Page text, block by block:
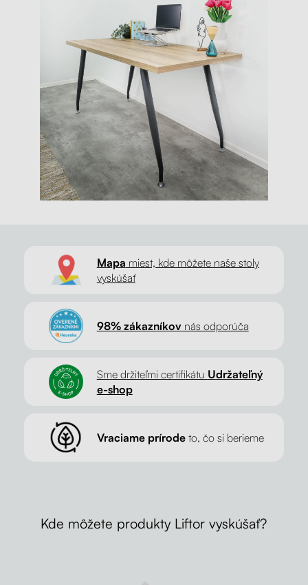
Mapa miest, kde môžete naše stoly
vyskúšať
98% zákazníkovnás odporúča
Sme držiteľmi certifikátu Udržateľný
e-shop
Vraciame prírodeto, čo si berieme
Kde môžete produkty Liftor vyskúšať?